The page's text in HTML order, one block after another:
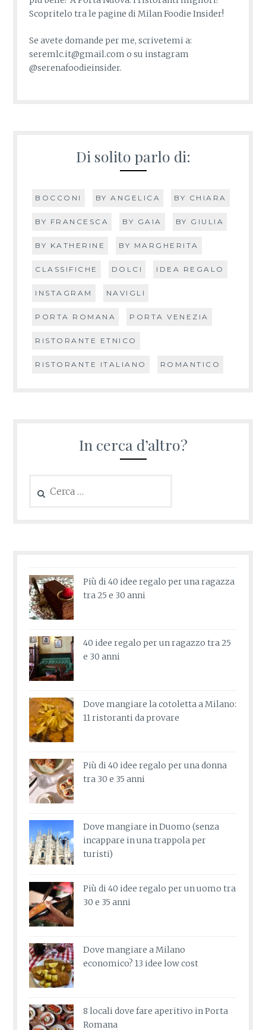
Scopritelo tra le pagine di Milan Foodie Insider!
Se avete domande per me, scrivetemi a:
seremlc.it@gmail.com o su instagram
@serenafoodieinsider.
Di solito parlo di:
BOCCONI BY ANGELICA BY CHIARA
BY FRANCESCA BY GAIA BY GIULIA
BY KATHERINE BY MARGHERITA
CLASSIFICHE DOLCI IDEA REGALO
INSTAGRAM NAVIGLI
PORTA ROMANA PORTA VENEZIA
RISTORANTE ETNICO
RISTORANTE ITALIANO ROMANTICO
In cerca d’altro?
per:
Più di 40 idee regalo per una ragazza
tra 25 e 30 anni
40 idee regalo per un ragazzo tra 25
e 30 anni
Dove mangiare la cotoletta a Milano:
11 ristoranti da provare
Più di 40 idee regalo per una donna
tra 30 e 35 anni
Dove mangiare in Duomo (senza
incappare in una trappola per
turisti)
Più di 40 idee regalo per un uomo tra
30 e 35 anni
Dove mangiare a Milano
economico? 13 idee low cost
8 locali dove fare aperitivo in Porta
Romana